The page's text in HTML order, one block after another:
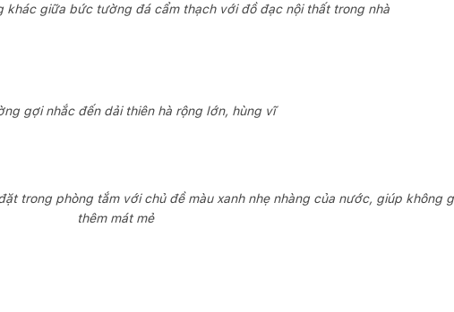
khác giữa bức tường đá cẩm thạch với đồ đạc nội thất trong nhà
gợi nhắc đến dải thiên hà rộng lớn, hùng vĩ
trong phòng tắm với chủ đề màu xanh nhẹ nhàng của nước, giúp không
thêm mát mẻ